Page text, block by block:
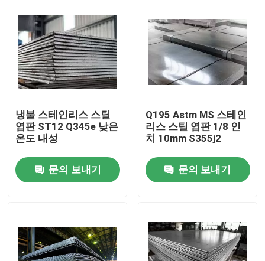
홈
접촉
냉불 스테인리스 스틸
엽판 ST12 Q345e 낮은
온도 내성
문의 보내기
Q195 Astm MS 스테인
리스 스틸 엽판 1/8 인
치 10mm S355j2
문의 보내기